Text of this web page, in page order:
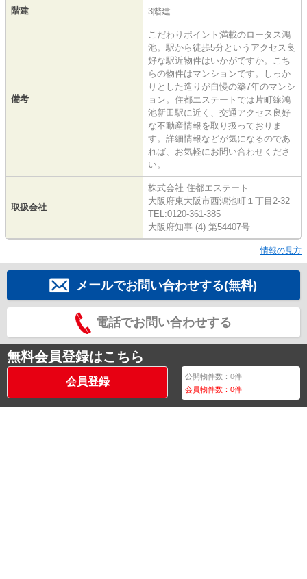
階建 3階建
備考
こだわりポイント満載のロータス鴻
池。駅から徒歩5分というアクセス良
好な駅近物件はいかがですか。こち
らの物件はマンションです。しっか
りとした造りが自慢の築7年のマンシ
ョン。住都エステートでは片町線鴻
池新田駅に近く、交通アクセス良好
な不動産情報を取り扱っておりま
す。詳細情報などが気になるのであ
れば、お気軽にお問い合わせくださ
い。
取扱会社
株式会社 住都エステート
大阪府東大阪市西鴻池町１丁目2-32
TEL:0120-361-385
大阪府知事 (4) 第54407号
情報の見方
メールでお問い合わせする(無料)
電話でお問い合わせする
無料会員登録はこちら
会員登録 公開物件数：0件
会員物件数：0件